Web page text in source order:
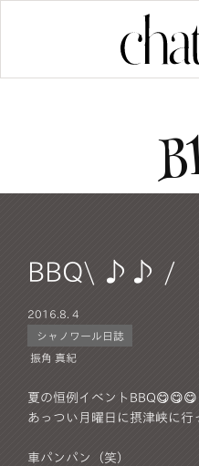
BBQ\ ♪♪ /
2016. 8. 4
シャノワール日誌
振角 真紀
夏の恒例イベントBBQ😋😋😋
あっつい月曜日に摂津峡に行
車パンパン（笑）